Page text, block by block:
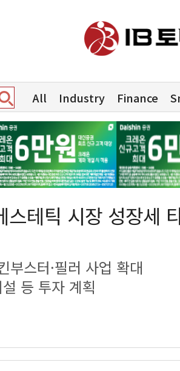
All Industry Finance
스테틱 시장 성장세
부스터·필러 사업 확대
등 투자 계획